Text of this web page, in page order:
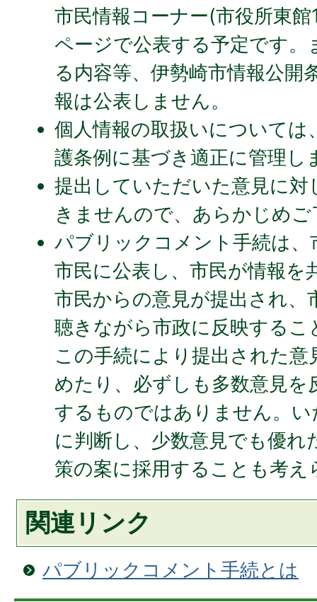
市民情報コーナー(市役所東
ページで公表する予定です。
る内容等、伊勢崎市情報公開
報は公表しません。
個人情報の取扱いについては
護条例に基づき適正に管理し
提出していただいた意見に
きませんので、あらかじめ
パブリックコメント手続は
市民に公表し、市民が情報を
市民からの意見が提出され、
聴きながら市政に反映する
この手続により提出された
めたり、必ずしも多数意見
するものではありません。
に判断し、少数意見でも優れ
策の案に採用することも考え
関連リンク
パブリックコメント手続とは